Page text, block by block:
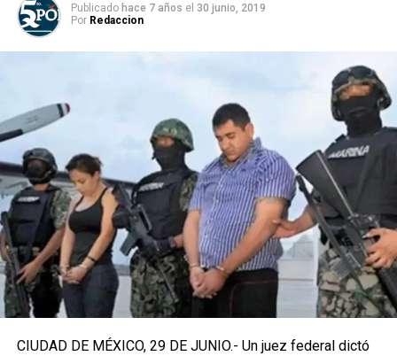
Publicado hace 7 años el 30 junio, 2019
Por Redaccion
CIUDAD DE MÉXICO, 29 DE JUNIO.- Un juez federal dictó